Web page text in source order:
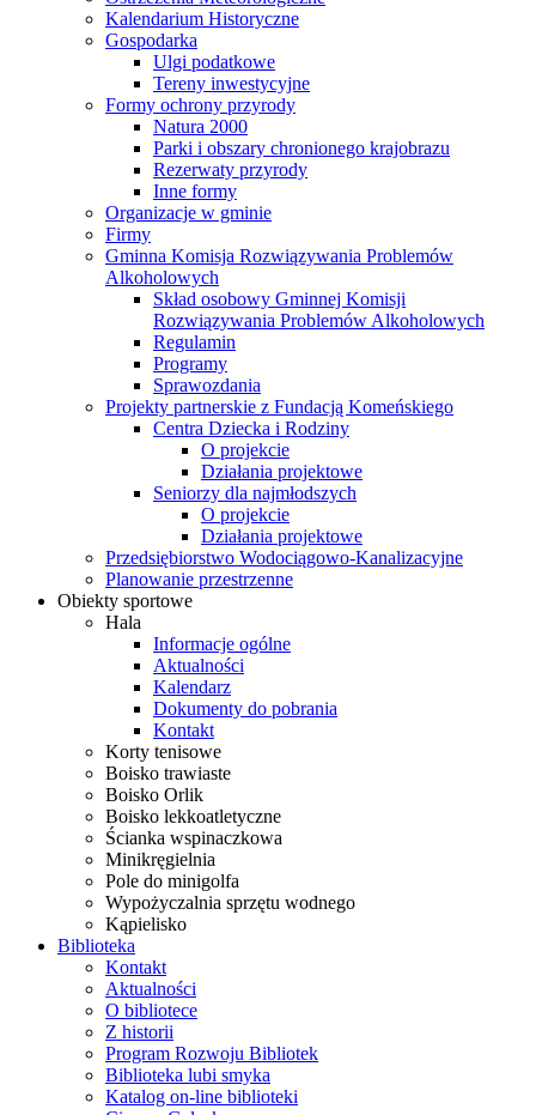
Kalendarium Historyczne
Gospodarka
Ulgi podatkowe
Tereny inwestycyjne
Formy ochrony przyrody
Natura 2000
Parki i obszary chronionego krajobrazu
Rezerwaty przyrody
Inne formy
Organizacje w gminie
Firmy
Gminna Komisja Rozwiązywania Problemów
Alkoholowych
Skład osobowy Gminnej Komisji
Rozwiązywania Problemów Alkoholowych
Regulamin
Programy
Sprawozdania
Projekty partnerskie z Fundacją Komeńskiego
Centra Dziecka i Rodziny
O projekcie
Działania projektowe
Seniorzy dla najmłodszych
O projekcie
Działania projektowe
Przedsiębiorstwo Wodociągowo-Kanalizacyjne
Planowanie przestrzenne
Obiekty sportowe
Hala
Informacje ogólne
Aktualności
Kalendarz
Dokumenty do pobrania
Kontakt
Korty tenisowe
Boisko trawiaste
Boisko Orlik
Boisko lekkoatletyczne
Ścianka wspinaczkowa
Minikręgielnia
Pole do minigolfa
Wypożyczalnia sprzętu wodnego
Kąpielisko
Biblioteka
Kontakt
Aktualności
O bibliotece
Z historii
Program Rozwoju Bibliotek
Biblioteka lubi smyka
Katalog on-line biblioteki